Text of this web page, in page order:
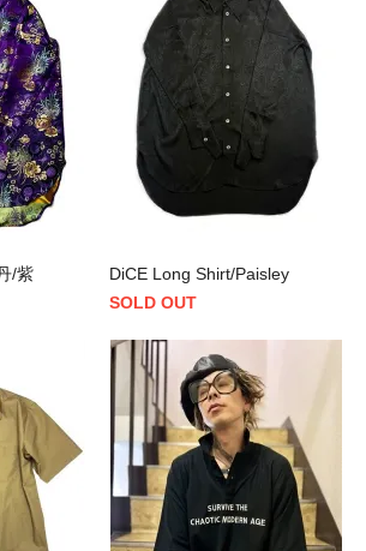
/紫
DiCE Long Shirt/Paisley
SOLD OUT